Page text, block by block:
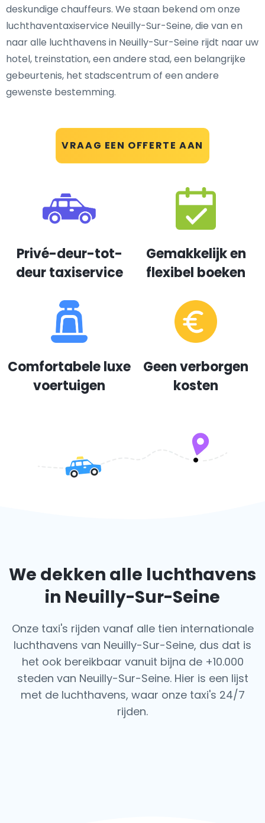
VRAAG EEN OFFERTE AAN
deskundige chauffeurs. We staan bekend om onze
luchthaventaxiservice Neuilly-Sur-Seine, die van en
naar alle luchthavens in Neuilly-Sur-Seine rijdt naar uw
hotel, treinstation, een andere stad, een belangrijke
gebeurtenis, het stadscentrum of een andere
gewenste bestemming.
Privé-deur-tot-
deur taxiservice
Gemakkelijk en
flexibel boeken
Comfortabele luxe
voertuigen
Geen verborgen
kosten
We dekken alle luchthavens
in Neuilly-Sur-Seine
Onze taxi's rijden vanaf alle tien internationale
luchthavens van Neuilly-Sur-Seine, dus dat is
het ookbereikbaar vanuit bijna de +10.000
steden van Neuilly-Sur-Seine. Hier is een lijst
met de luchthavens, waar onze taxi's 24/7
rijden.